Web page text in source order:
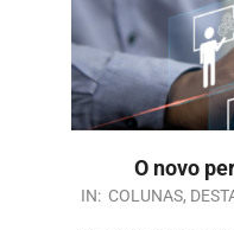
O novo
IN: COLUNAS,